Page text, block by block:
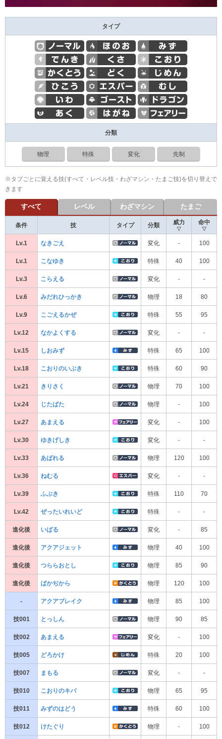
タイプ
分類
物理 特殊 変化 先制
※タブごとに覚える技(すべて・レベル技・わざマシン・たまご技)を切り替えで
きます
すべて レベル わざマシン たまご
条件 技 タイプ 分類 威力
▽
命中
▽
Lv.1 なきごえ 変化 - 100
Lv.1 こなゆき 特殊 40 100
Lv.3 こらえる 変化 - -
Lv.6 みだれひっかき 物理 18 80
Lv.9 こごえるかぜ 特殊 55 95
Lv.12 なかよくする 変化 - -
Lv.15 しおみず 特殊 65 100
Lv.18 こおりのいぶき 特殊 60 90
Lv.21 きりさく 物理 70 100
Lv.24 じたばた 物理 - 100
Lv.27 あまえる 変化 - 100
Lv.30 ゆきげしき 変化 - -
Lv.33 あばれる 物理 120 100
Lv.36 ねむる 変化 - -
Lv.39 ふぶき 特殊 110 70
Lv.42 ぜったいれいど 特殊 - -
進化後 いばる 変化 - 85
進化後 アクアジェット 物理 40 100
進化後 つららおとし 物理 85 90
進化後 ばかぢから 物理 120 100
- アクアブレイク 物理 85 100
技001 とっしん 物理 90 85
技002 あまえる 変化 - 100
技005 どろかけ 特殊 20 100
技007 まもる 変化 - -
技010 こおりのキバ 物理 65 95
技011 みずのはどう 特殊 60 100
技012 けたぐり 物理 - 100